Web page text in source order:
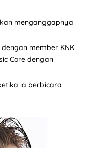
menganggapnya
member KNK
Core dengan
ia berbicara